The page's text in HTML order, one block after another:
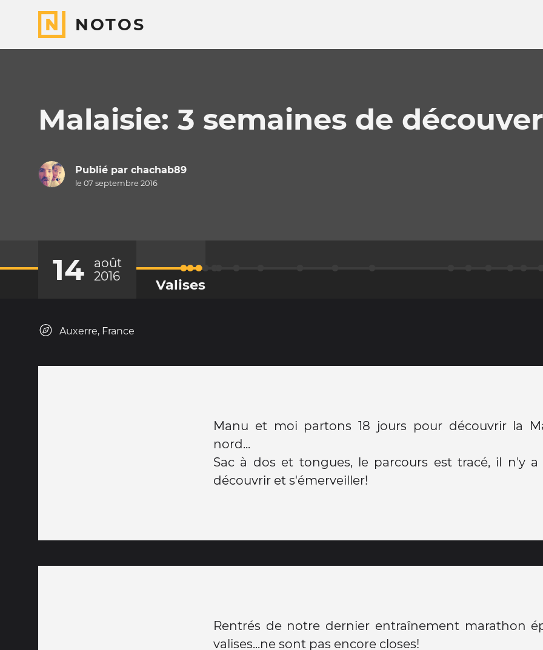
NOTOS
Malaisie: 3 semaines de
Publié par chachab89
le 07 septembre 2016
14
août
2016
Valises
Auxerre, France
Manu et moi partons 18 jours pour découvrir la
nord...
Sac à dos et tongues, le parcours est tracé, il n'y a
découvrir et s'émerveiller!
Rentrés de notre dernier entraînement marathon
valises...ne sont pas encore closes!